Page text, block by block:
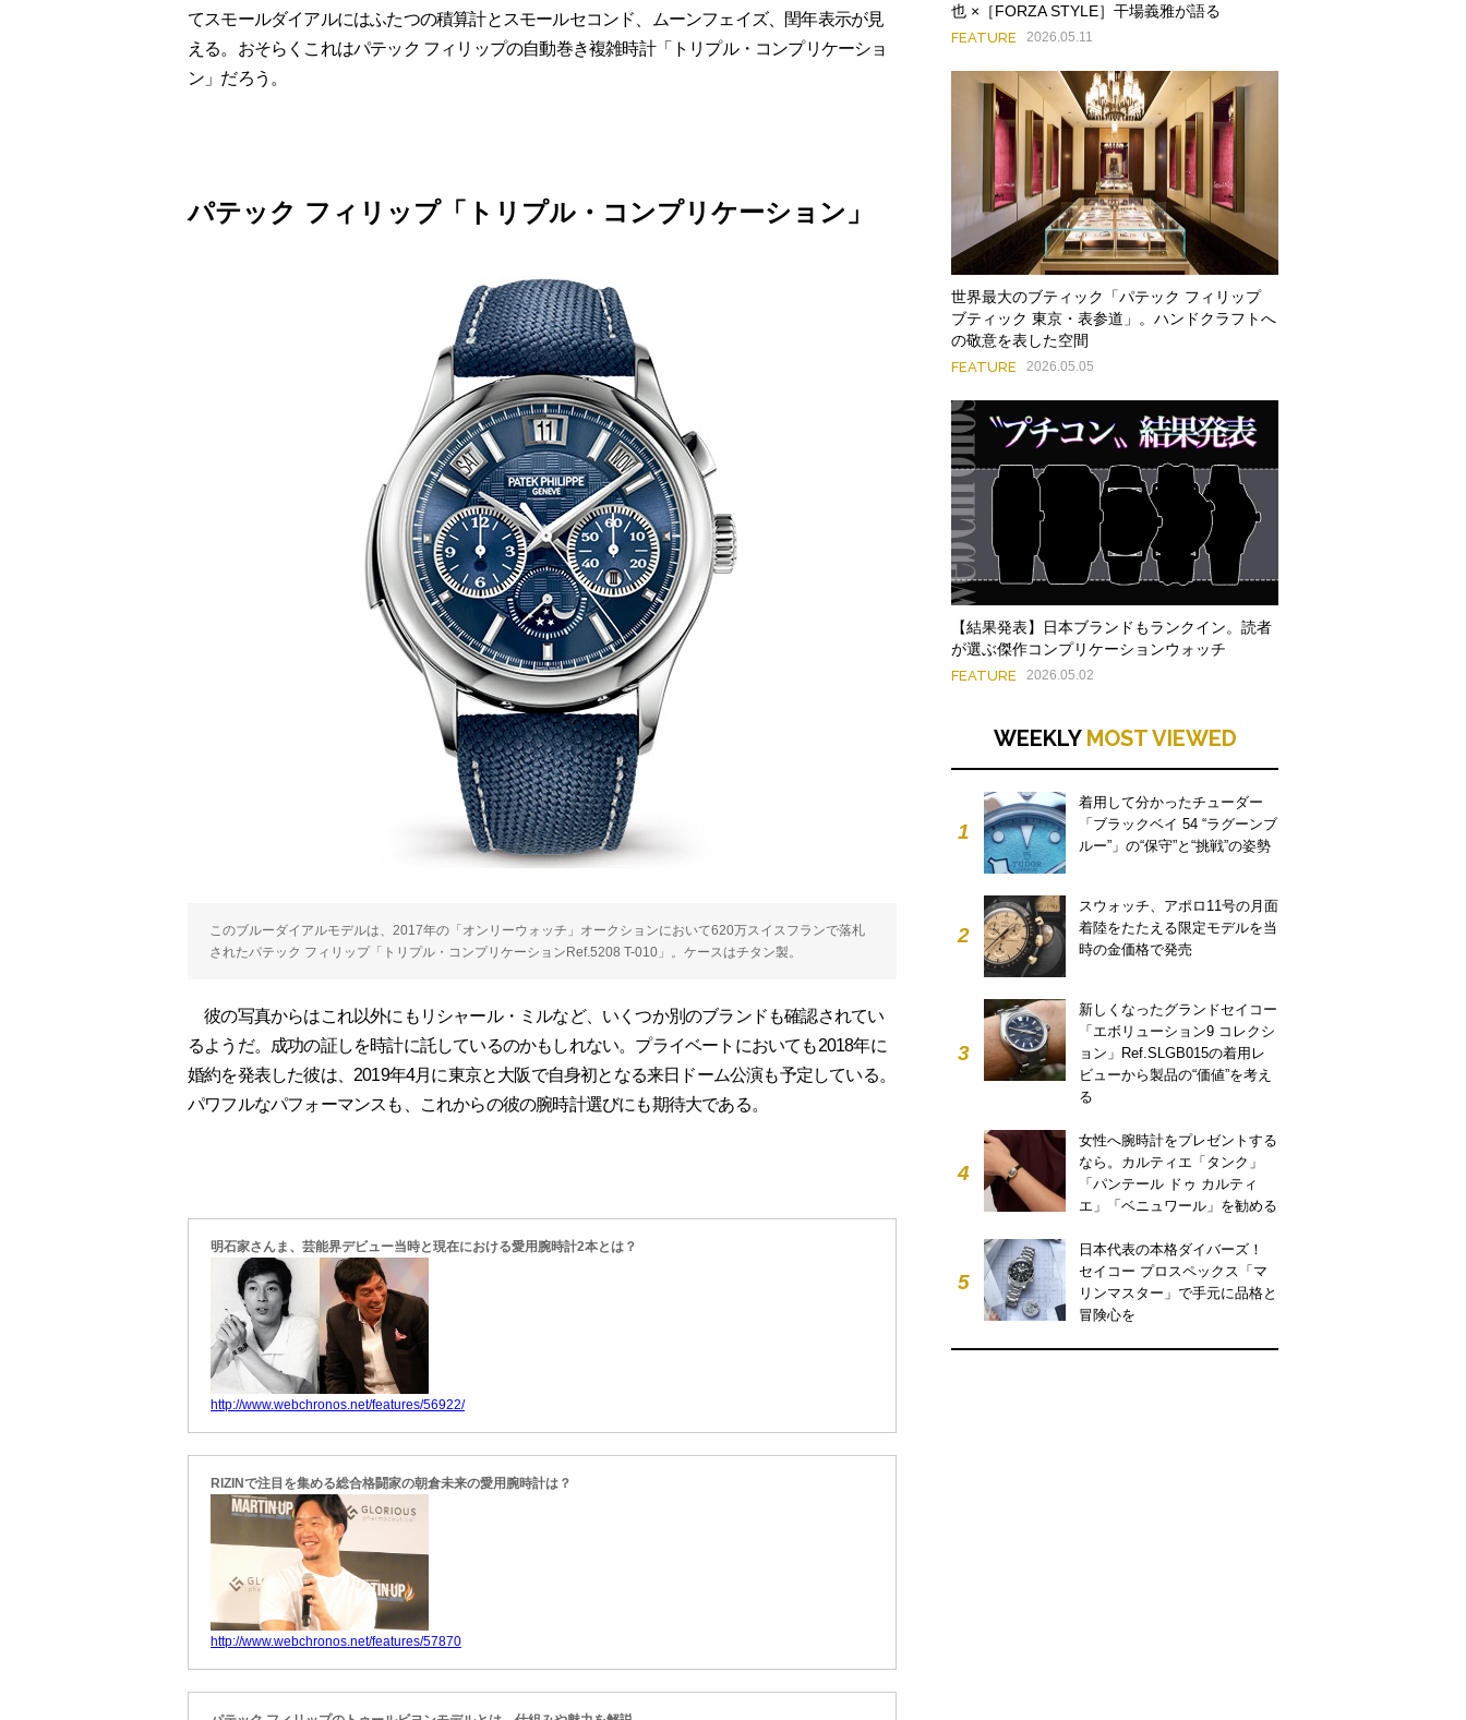
てスモールダイアルにはふたつの積算計とスモールセコンド、ムーンフェイズ、閏年表示が見
える。おそらくこれはパテック フィリップの自動巻き複雑時計「トリプル・コンプリケーショ
ン」だろう。
パテック フィリップ「トリプル・コンプリケーション」
このブルーダイアルモデルは、2017年の「オンリーウォッチ」オークションにおいて620万スイスフランで落札
されたパテック フィリップ「トリプル・コンプリケーションRef.5208 T-010」。ケースはチタン製。
彼の写真からはこれ以外にもリシャール・ミルなど、いくつか別のブランドも確認されてい
るようだ。成功の証しを時計に託しているのかもしれない。プライベートにおいても2018年に
婚約を発表した彼は、2019年4月に東京と大阪で自身初となる来日ドーム公演も予定している。
パワフルなパフォーマンスも、これからの彼の腕時計選びにも期待大である。
明石家さんま、芸能界デビュー当時と現在における愛用腕時計2本とは？
http://www.webchronos.net/features/56922/
RIZINで注目を集める総合格闘家の朝倉未来の愛用腕時計は？
http://www.webchronos.net/features/57870
也 ×［FORZA STYLE］干場義雅が語る
FEATURE 2026.05.11
世界最大のブティック「パテック フィリップ
ブティック 東京・表参道」。ハンドクラフトへ
の敬意を表した空間
FEATURE 2026.05.05
【結果発表】日本ブランドもランクイン。読者
が選ぶ傑作コンプリケーションウォッチ
FEATURE 2026.05.02
WEEKLY MOST VIEWED
1
着用して分かったチューダー
「ブラックベイ 54 “ラグーンブ
ルー”」の“保守”と“挑戦”の姿勢
2
スウォッチ、アポロ11号の月面
着陸をたたえる限定モデルを当
時の金価格で発売
3
新しくなったグランドセイコー
「エボリューション9 コレクシ
ョン」Ref.SLGB015の着用レ
ビューから製品の“価値”を考え
る
4
女性へ腕時計をプレゼントする
なら。カルティエ「タンク」
「パンテール ドゥ カルティ
エ」「ベニュワール」を勧める
5
日本代表の本格ダイバーズ！
セイコー プロスペックス「マ
リンマスター」で手元に品格と
冒険心を